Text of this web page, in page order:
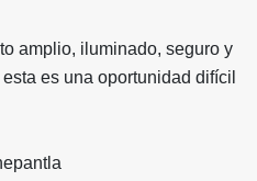
amplio, iluminado, seguro y
es una oportunidad difícil